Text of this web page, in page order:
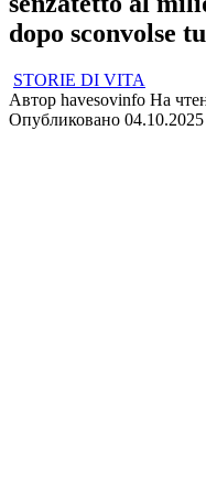
dopo sconvolse
STORIE DI VITA
Автор havesovinfo На
Опубликовано 04.10.2025